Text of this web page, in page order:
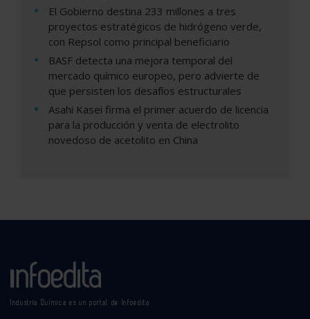
El Gobierno destina 233 millones a tres
proyectos estratégicos de hidrógeno verde,
con Repsol como principal beneficiario
BASF detecta una mejora temporal del
mercado químico europeo, pero advierte de
que persisten los desafíos estructurales
Asahi Kasei firma el primer acuerdo de licencia
para la producción y venta de electrolito
novedoso de acetolito en China
Industria Química es un portal de Infoedita